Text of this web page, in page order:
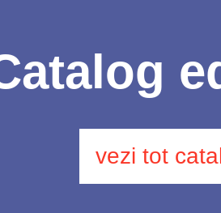
vezi tot